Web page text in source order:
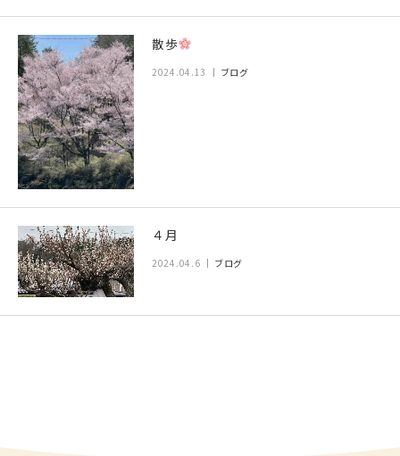
散歩
2024.04.13 ブログ
４月
2024.04.6 ブログ